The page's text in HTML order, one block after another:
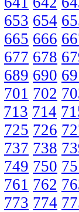
653 654
665 666
677 678
689 690
701 702
713 714
725 726
737 738
749 750
761 762
773 774